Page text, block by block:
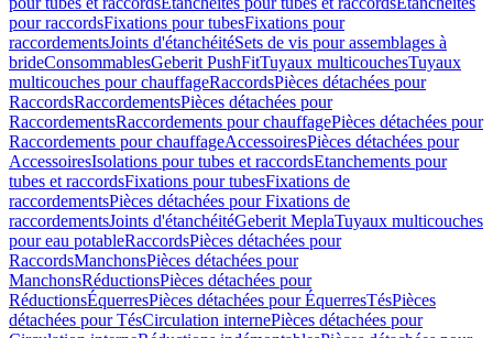
pour raccordsFixations pour tubesFixations pour
raccordementsJoints d'étanchéitéSets de vis pour assemblages à
brideConsommablesGeberit PushFitTuyaux multicouchesTuyaux
multicouches pour chauffageRaccordsPièces détachées pour
RaccordsRaccordementsPièces détachées pour
RaccordementsRaccordements pour chauffagePièces détachées pour
Raccordements pour chauffageAccessoiresPièces détachées pour
AccessoiresIsolations pour tubes et raccordsEtanchements pour
tubes et raccordsFixations pour tubesFixations de
raccordementsPièces détachées pour Fixations de
raccordementsJoints d'étanchéitéGeberit MeplaTuyaux multicouches
pour eau potableRaccordsPièces détachées pour
RaccordsManchonsPièces détachées pour
ManchonsRéductionsPièces détachées pour
RéductionsÉquerresPièces détachées pour ÉquerresTésPièces
détachées pour TésCirculation internePièces détachées pour